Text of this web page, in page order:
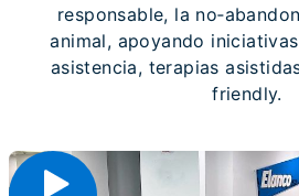
responsable, la
animal, apoyando
asistencia, terapias
friendly.